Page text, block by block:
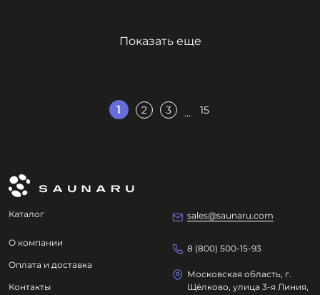
Показать еще
1 2 3 … 15
Каталог
О компании
Оплата и доставка
Контакты
sales@saunaru.com
8 (800) 500-15-93
Московская область, г.
Щёлково, улица 3-я Линия,